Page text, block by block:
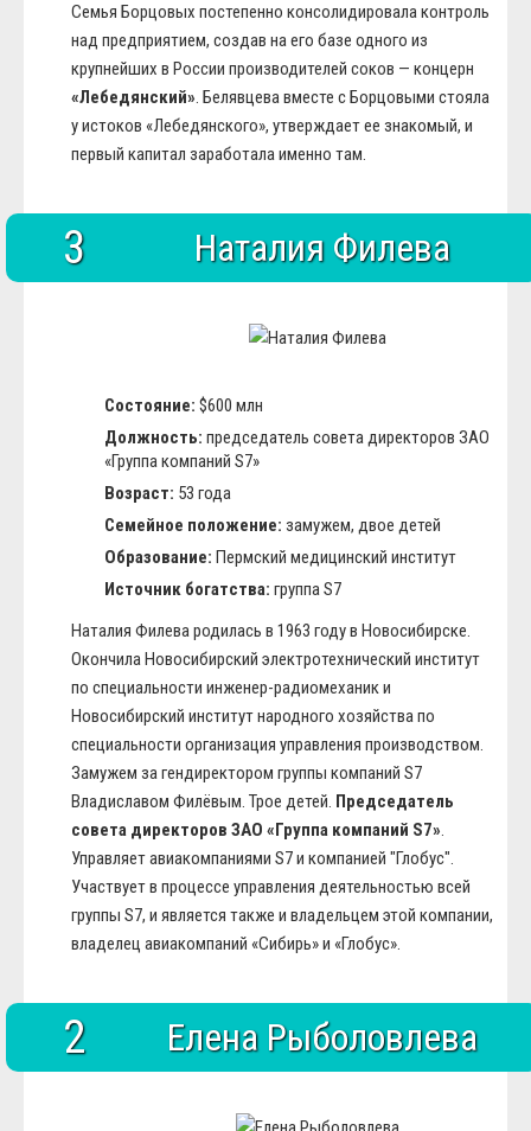
Семья Борцовых постепенно консолидировала контроль
над предприятием, создав на его базе одного из
крупнейших в России производителей соков — концерн
«Лебедянский». Белявцева вместе с Борцовыми стояла
у истоков «Лебедянского», утверждает ее знакомый, и
первый капитал заработала именно там.
3 Наталия Филева
Состояние: $600 млн
Должность: председатель совета директоров ЗАО
«Группа компаний S7»
Возраст: 53 года
Семейное положение: замужем, двое детей
Образование: Пермский медицинский институт
Источник богатства: группа S7
Наталия Филева родилась в 1963 году в Новосибирске.
Окончила Новосибирский электротехнический институт
по специальности инженер-радиомеханик и
Новосибирский институт народного хозяйства по
специальности организация управления производством.
Замужем за гендиректором группы компаний S7
Владиславом Филёвым. Трое детей. Председатель
совета директоров ЗАО «Группа компаний S7».
Управляет авиакомпаниями S7 и компанией "Глобус".
Участвует в процессе управления деятельностью всей
группы S7, и является также и владельцем этой компании,
владелец авиакомпаний «Сибирь» и «Глобус».
2 Елена Рыболовлева